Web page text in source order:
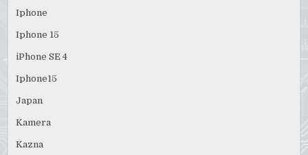
Iphone
Iphone 15
iPhone SE 4
Iphone15
Japan
Kamera
Kazna